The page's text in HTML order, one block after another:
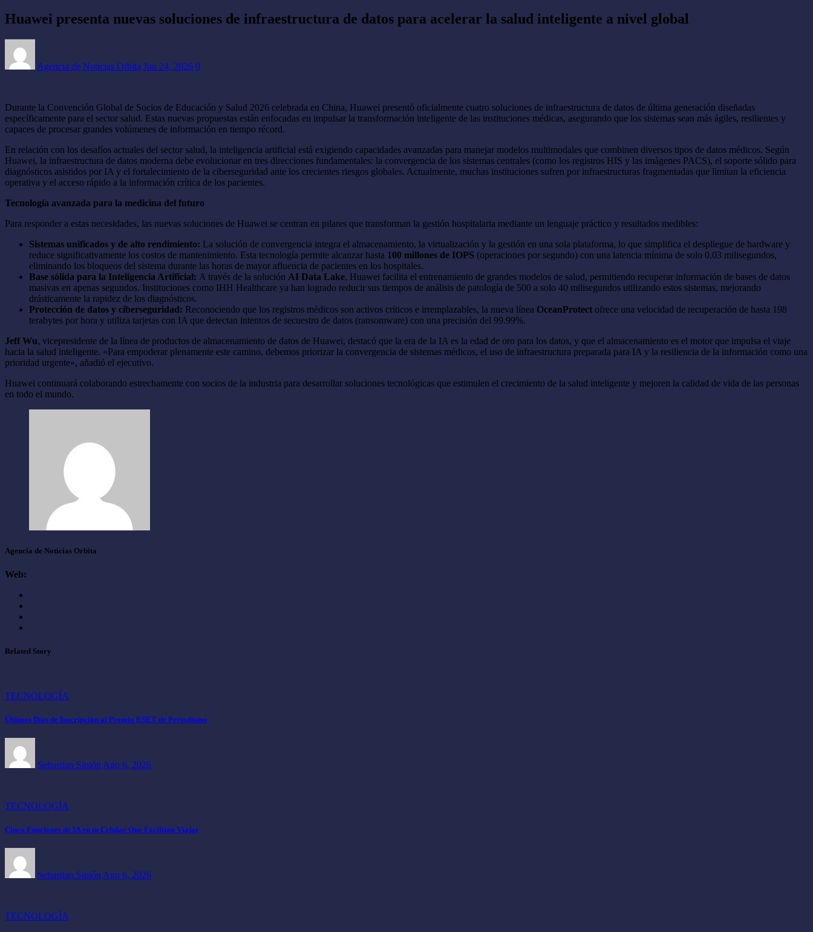
Huawei presenta nuevas soluciones de infraestructura de datos para acelerar la salud inteligente a nivel global
Agencia de Noticias Orbita Jun 24, 2026 0
Durante la Convención Global de Socios de Educación y Salud 2026 celebrada en China, Huawei presentó oficialmente cuatro soluciones de infraestructura de datos de última generación diseñadas
específicamente para el sector salud. Estas nuevas propuestas están enfocadas en impulsar la transformación inteligente de las instituciones médicas, asegurando que los sistemas sean más ágiles, resilientes y
capaces de procesar grandes volúmenes de información en tiempo récord.
En relación con los desafíos actuales del sector salud, la inteligencia artificial está exigiendo capacidades avanzadas para manejar modelos multimodales que combinen diversos tipos de datos médicos. Según
Huawei, la infraestructura de datos moderna debe evolucionar en tres direcciones fundamentales: la convergencia de los sistemas centrales (como los registros HIS y las imágenes PACS), el soporte sólido para
diagnósticos asistidos por IA y el fortalecimiento de la ciberseguridad ante los crecientes riesgos globales. Actualmente, muchas instituciones sufren por infraestructuras fragmentadas que limitan la eficiencia
operativa y el acceso rápido a la información crítica de los pacientes.
Tecnología avanzada para la medicina del futuro
Para responder a estas necesidades, las nuevas soluciones de Huawei se centran en pilares que transforman la gestión hospitalaria mediante un lenguaje práctico y resultados medibles:
Sistemas unificados y de alto rendimiento: La solución de convergencia integra el almacenamiento, la virtualización y la gestión en una sola plataforma, lo que simplifica el despliegue de hardware y
reduce significativamente los costos de mantenimiento. Esta tecnología permite alcanzar hasta 100 millones de IOPS (operaciones por segundo) con una latencia mínima de solo 0.03 milisegundos,
eliminando los bloqueos del sistema durante las horas de mayor afluencia de pacientes en los hospitales.
Base sólida para la Inteligencia Artificial: A través de la solución AI Data Lake, Huawei facilita el entrenamiento de grandes modelos de salud, permitiendo recuperar información de bases de datos
masivas en apenas segundos. Instituciones como IHH Healthcare ya han logrado reducir sus tiempos de análisis de patología de 500 a solo 40 milisegundos utilizando estos sistemas, mejorando
drásticamente la rapidez de los diagnósticos.
Protección de datos y ciberseguridad: Reconociendo que los registros médicos son activos críticos e irremplazables, la nueva línea OceanProtect ofrece una velocidad de recuperación de hasta 198
terabytes por hora y utiliza tarjetas con IA que detectan intentos de secuestro de datos (ransomware) con una precisión del 99.99%.
Jeff Wu, vicepresidente de la línea de productos de almacenamiento de datos de Huawei, destacó que la era de la IA es la edad de oro para los datos, y que el almacenamiento es el motor que impulsa el viaje
hacia la salud inteligente. «Para empoderar plenamente este camino, debemos priorizar la convergencia de sistemas médicos, el uso de infraestructura preparada para IA y la resiliencia de la información como una
prioridad urgente», añadió el ejecutivo.
Huawei continuará colaborando estrechamente con socios de la industria para desarrollar soluciones tecnológicas que estimulen el crecimiento de la salud inteligente y mejoren la calidad de vida de las personas
en todo el mundo.
Agencia de Noticias Orbita
Web:
Related Story
TECNOLOGÍA
Últimos Días de Inscripción al Premio ESET de Periodismo
Sebastian Sipión Ago 6, 2026
TECNOLOGÍA
Cinco Funciones de IA en tu Celular Que Facilitan Viajar
Sebastian Sipión Ago 6, 2026
TECNOLOGÍA